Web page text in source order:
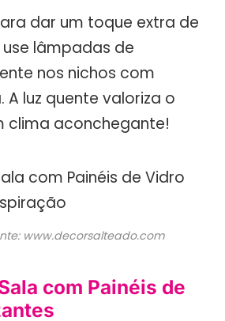
dar um toque extra de
lâmpadas de
nos nichos com
luz quente valoriza o
clima aconchegante!
www.decorsalteado.com
com Painéis de